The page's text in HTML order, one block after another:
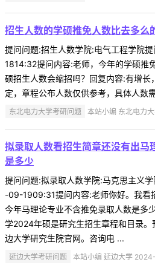
招生人数的学硕推免人数比去多么
提问问题:招生人数学院:电气工程学院
1814:32提问内容:老师，今年的学硕推
硕招生人数会缩招吗？回复内容:有增长
定，章程公布人数仅供参考，具体人数
东北电力大学考研问题 本站小编 东北电力
拟录取人数看招生简章还没有出马
是多少
提问问题:拟录取人数学院:马克思主义
-09-1909:31提问内容:老师你好。我看
今年马理论专业不含推免录取人数是多
学2024年硕是研究生招生章程和目录
边大学研究生院官网。咨询电 ...
延边大学考研问题 本站小编 延边大学